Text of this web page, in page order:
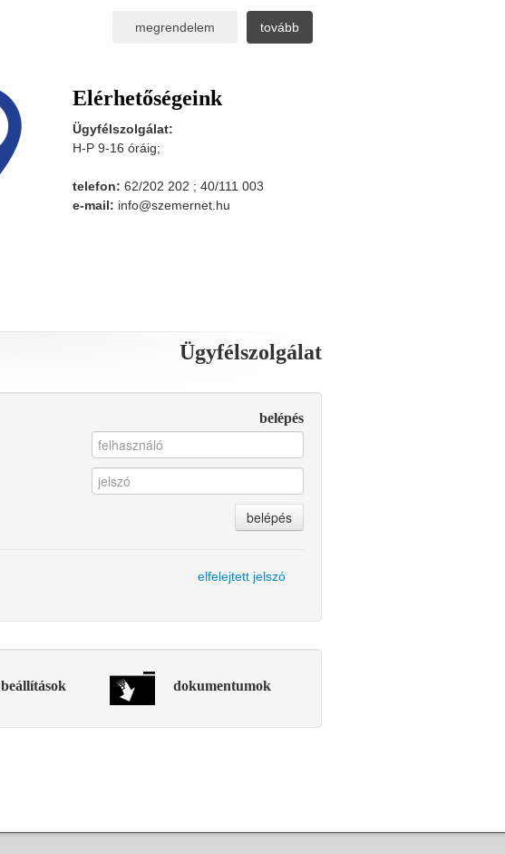
tovább
megrendelem
Elérhetőségeink
Ügyfélszolgálat:
H-P 9-16 óráig;
telefon: 62/202 202 ; 40/111 003
e-mail: info@szemernet.hu
Ügyfélszolgálat
belépés
belépés
elfelejtett jelszó
beállítások dokumentumok